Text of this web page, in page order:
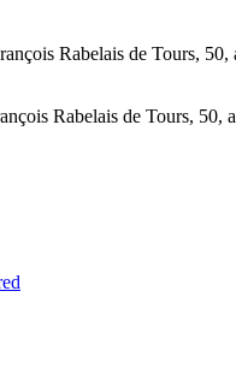
Rabelais de Tours, 50,
Rabelais de Tours, 50,